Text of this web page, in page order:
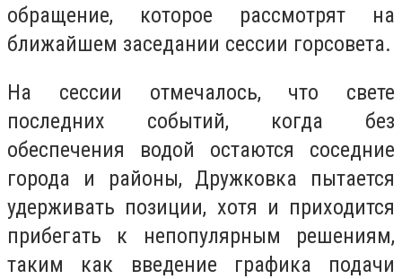
обращение, которое рассмотрят на
ближайшем заседании сессии горсовета.
На сессии отмечалось, что свете
последних событий, когда без
обеспечения водой остаются соседние
города и районы, Дружковка пытается
удерживать позиции, хотя и приходится
прибегать к непопулярным решениям,
таким как введение графика подачи